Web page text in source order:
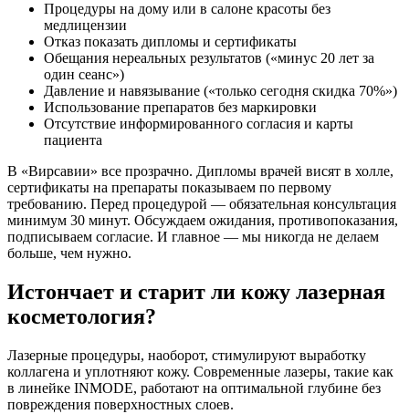
Процедуры на дому или в салоне красоты без
медлицензии
Отказ показать дипломы и сертификаты
Обещания нереальных результатов («минус 20 лет за
один сеанс»)
Давление и навязывание («только сегодня скидка 70%»)
Использование препаратов без маркировки
Отсутствие информированного согласия и карты
пациента
В «Вирсавии» все прозрачно. Дипломы врачей висят в холле,
сертификаты на препараты показываем по первому
требованию. Перед процедурой — обязательная консультация
минимум 30 минут. Обсуждаем ожидания, противопоказания,
подписываем согласие. И главное — мы никогда не делаем
больше, чем нужно.
Истончает и старит ли кожу лазерная
косметология?
Лазерные процедуры, наоборот, стимулируют выработку
коллагена и уплотняют кожу. Современные лазеры, такие как
в линейке INMODE, работают на оптимальной глубине без
повреждения поверхностных слоев.